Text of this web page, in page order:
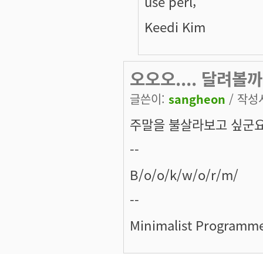
Keedi Kim
오오오.... 달려볼
글쓴이: sangheon / 작성
주말을 불살라보고 싶군
--
B/o/o/k/w/o/r/m/
--
Minimalist